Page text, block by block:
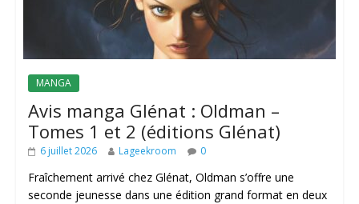
MANGA
Avis manga Glénat : Oldman –
Tomes 1 et 2 (éditions Glénat)
6 juillet 2026 Lageekroom 0
Fraîchement arrivé chez Glénat, Oldman s’offre une
seconde jeunesse dans une édition grand format en deux